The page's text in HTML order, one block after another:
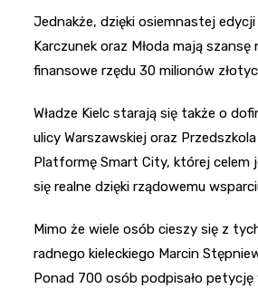
Jednakże, dzięki osiemnastej
Karczunek oraz Młoda mają
finansowe rzędu 30 milionów
Władze Kielc starają się także o
ulicy Warszawskiej oraz
Platformę Smart City, której celem
się realne dzięki rządowemu
Mimo że wiele osób cieszy się z
radnego kieleckiego Marcin
Ponad 700 osób podpisało